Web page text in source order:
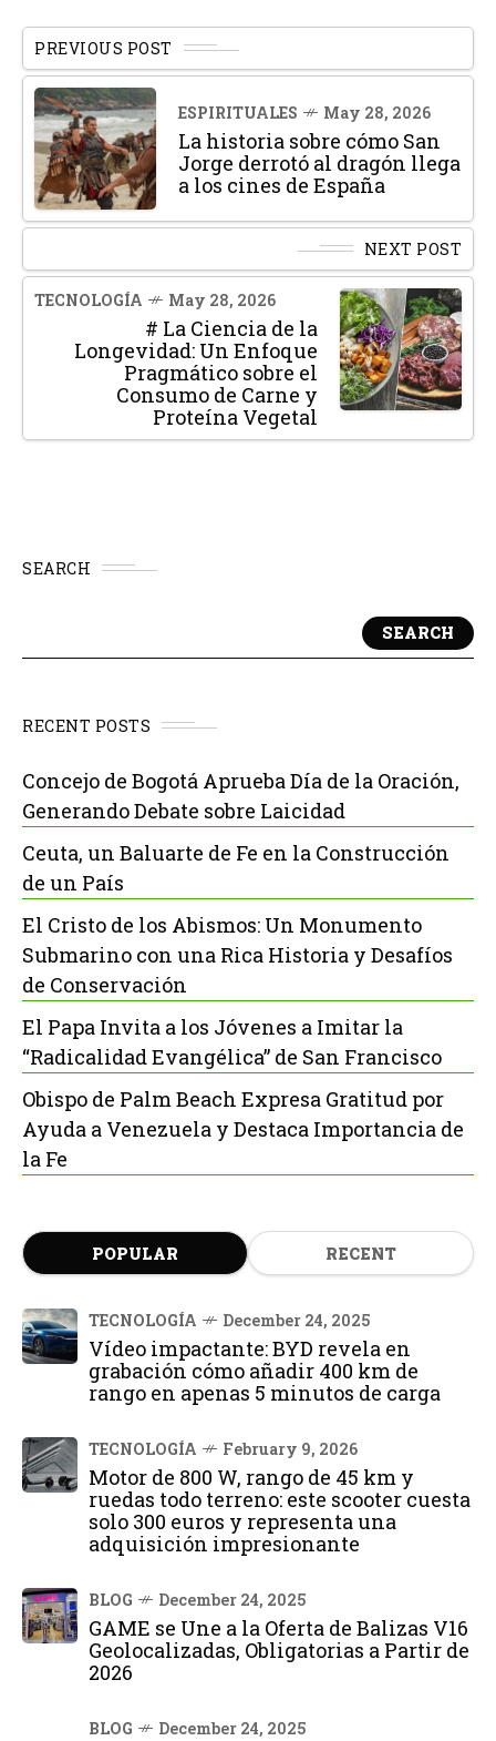
PREVIOUS POST
ESPIRITUALES May 28, 2026
La historia sobre cómo San
Jorge derrotó al dragón llega
a los cines de España
NEXT POST
TECNOLOGÍA May 28, 2026
# La Ciencia de la
Longevidad: Un Enfoque
Pragmático sobre el
Consumo de Carne y
Proteína Vegetal
SEARCH
SEARCH
RECENT POSTS
Concejo de Bogotá Aprueba Día de la Oración,
Generando Debate sobre Laicidad
Ceuta, un Baluarte de Fe en la Construcción
de un País
El Cristo de los Abismos: Un Monumento
Submarino con una Rica Historia y Desafíos
de Conservación
El Papa Invita a los Jóvenes a Imitar la
“Radicalidad Evangélica” de San Francisco
Obispo de Palm Beach Expresa Gratitud por
Ayuda a Venezuela y Destaca Importancia de
la Fe
POPULAR RECENT
TECNOLOGÍA December 24, 2025
Vídeo impactante: BYD revela en
grabación cómo añadir 400 km de
rango en apenas 5 minutos de carga
TECNOLOGÍA February 9, 2026
Motor de 800 W, rango de 45 km y
ruedas todo terreno: este scooter cuesta
solo 300 euros y representa una
adquisición impresionante
BLOG December 24, 2025
GAME se Une a la Oferta de Balizas V16
Geolocalizadas, Obligatorias a Partir de
2026
BLOG December 24, 2025